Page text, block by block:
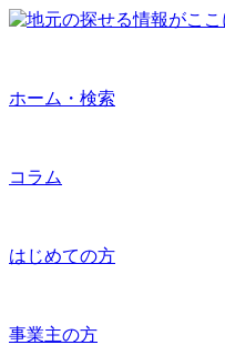
ホーム・検索
コラム
はじめての方
事業主の方